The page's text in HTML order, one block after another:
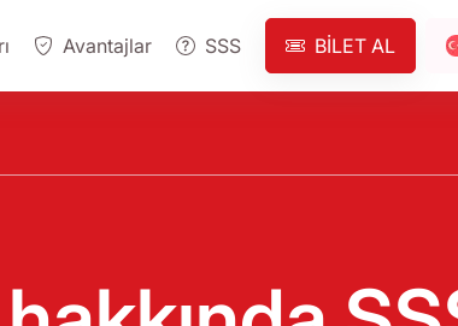
Avantajlar SSS BILET AL